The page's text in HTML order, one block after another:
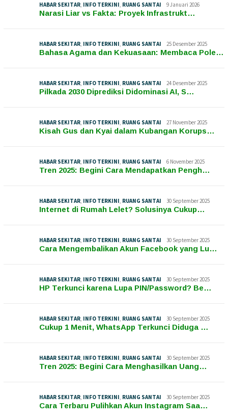
HABAR SEKITAR INFO TERKINI RUANG SANTAI 9 Januari 2026
Narasi Liar vs Fakta: Proyek Infrastrukt…
HABAR SEKITAR INFO TERKINI RUANG SANTAI 25 Desember 2025
Bahasa Agama dan Kekuasaan: Membaca Pole…
HABAR SEKITAR INFO TERKINI RUANG SANTAI 24 Desember 2025
Pilkada 2030 Diprediksi Didominasi AI, S…
HABAR SEKITAR INFO TERKINI RUANG SANTAI 27 November 2025
Kisah Gus dan Kyai dalam Kubangan Korups…
HABAR SEKITAR INFO TERKINI RUANG SANTAI 6 November 2025
Tren 2025: Begini Cara Mendapatkan Pengh…
HABAR SEKITAR INFO TERKINI RUANG SANTAI 30 September 2025
Internet di Rumah Lelet? Solusinya Cukup…
HABAR SEKITAR INFO TERKINI RUANG SANTAI 30 September 2025
Cara Mengembalikan Akun Facebook yang Lu…
HABAR SEKITAR INFO TERKINI RUANG SANTAI 30 September 2025
HP Terkunci karena Lupa PIN/Password? Be…
HABAR SEKITAR INFO TERKINI RUANG SANTAI 30 September 2025
Cukup 1 Menit, WhatsApp Terkunci Diduga …
HABAR SEKITAR INFO TERKINI RUANG SANTAI 30 September 2025
Tren 2025: Begini Cara Menghasilkan Uang…
HABAR SEKITAR INFO TERKINI RUANG SANTAI 30 September 2025
Cara Terbaru Pulihkan Akun Instagram Saa…